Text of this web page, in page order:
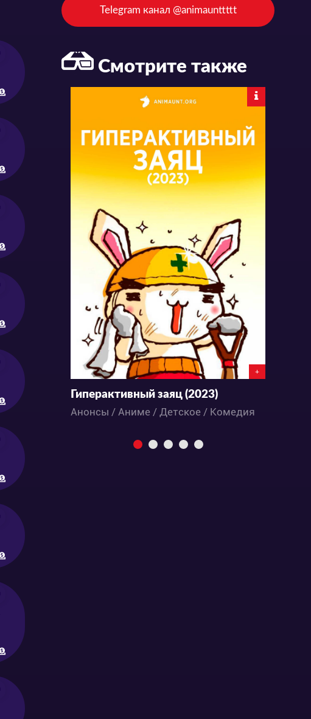
Telegram канал @animaunttttt
Смотрите также
+
Гиперактивный заяц (2023)
Анонсы / Аниме / Детское / Комедия